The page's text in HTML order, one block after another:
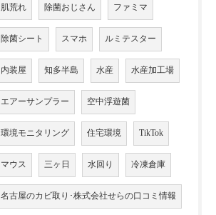
肌荒れ 除菌おじさん ファミマ
除菌シート スマホ ルミテスター
内装屋 知多半島 水産 水産加工場
エアーサンプラー 空中浮遊菌
環境モニタリング 住宅環境 TikTok
マウス 三ヶ日 水回り 冷凍倉庫
名古屋のカビ取り･株式会社せらの口コミ情報